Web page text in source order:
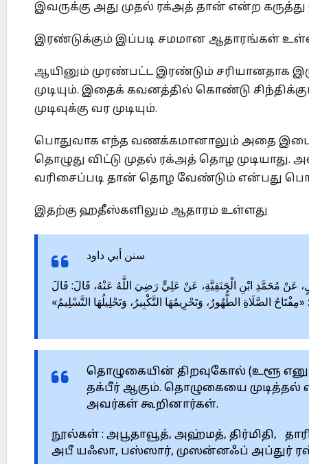
இவருக்கு அது முதல் ரக்அத் தான் என்ற கருத்து
இரண்டுக்கும் இப்படி சமமான ஆதாரங்கள்
ஆயினும் முரண்பட்ட இரண்டும் சரியானதாக
முடியும். இதைக் கவனத்தில் கொண்டு
முடிவுக்கு வர முடியும்.
பொதுவாக எந்த வணக்கமானாலும் அதை
தொழுது விட்டு முதல் ரக்அத் தொழ
வரிசைப்படி தான் தொழ வேண்டும் என்பது
இதற்கு ஹதீஸ்களிலும் ஆதாரம் உள்ளது
سنن أبي داود
عَنْ مُحَمَّدِ ابْنِ الْحَنَفِيَّةِ، عَنْ عَلِيٍّ رَضِيَ اللَّهُ عَنْهُ، قَالَ: قَالَ
الصَّلَاةِ الطُّهُورُ، وَتَحْرِيمُهَا التَّكْبِيرُ، وَتَحْلِيلُهَا التَّسْلِيمُ»
தொழுகையின் திறவுகோல் (உளூ
தக்பீர் ஆகும். தொழுகையை
அவர்கள் கூறினார்கள்.
நூல்கள் : அபூதாவூத், அஹ்மத், திர்மிதி,
அபீ யஃலா, பஸ்ஸார், முஸன்னஃப் அப்துர்